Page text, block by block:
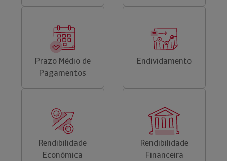
Prazo Médio de
Pagamentos
Endividamento
Rendibilidade
Económica
Rendibilidade
Financeira